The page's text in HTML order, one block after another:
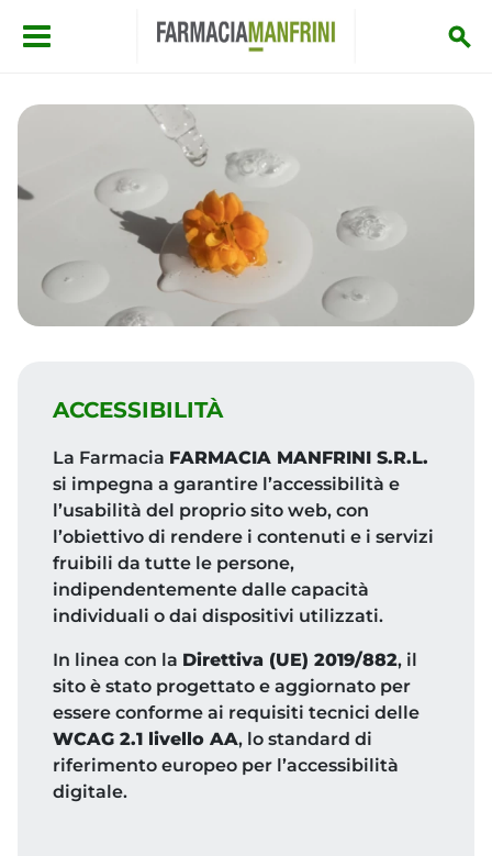
ACCESSIBILITÀ
La Farmacia FARMACIA MANFRINI S.R.L.
si impegna a garantire l’accessibilità e
l’usabilità del proprio sito web, con
l’obiettivo di rendere i contenuti e i servizi
fruibili da tutte le persone,
indipendentemente dalle capacità
individuali o dai dispositivi utilizzati.
In linea con la Direttiva (UE) 2019/882, il
sito è stato progettato e aggiornato per
essere conforme ai requisiti tecnici delle
WCAG 2.1 livello AA, lo standard di
riferimento europeo per l’accessibilità
digitale.